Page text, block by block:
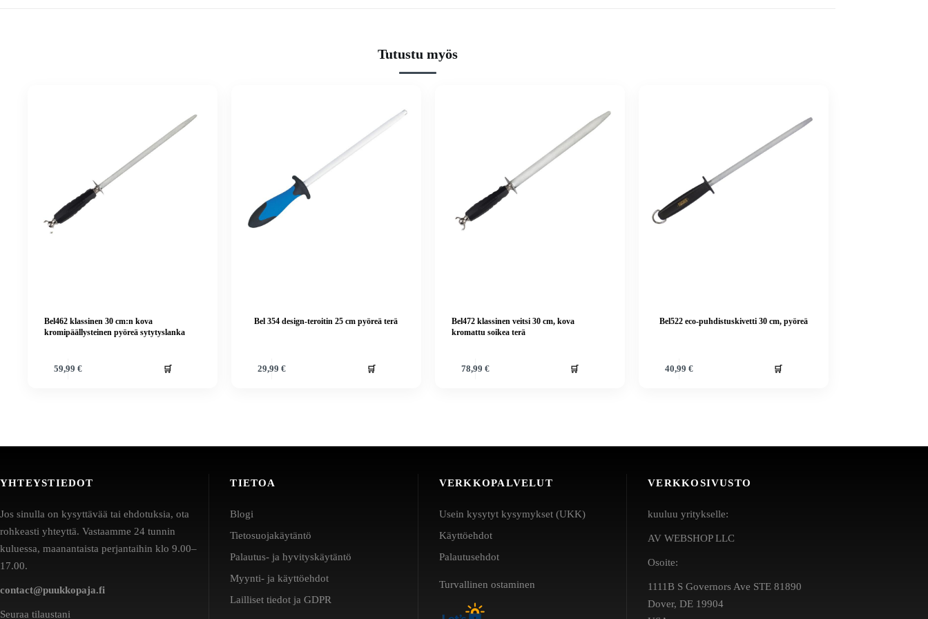
Tutustu myös
Bel462 klassinen 30 cm:n kova
kromipäällysteinen pyöreä sytytyslanka
59,99€ 🛒
Bel 354 design-teroitin 25 cm pyöreä terä
29,99€ 🛒
Bel472 klassinen veitsi 30 cm, kova
kromattu soikea terä
78,99 € 🛒
Bel522 eco-puhdistuskivetti 30 cm, pyöreä
40,99 € 🛒
YHTEYSTIEDOT
Jos sinulla on kysyttävää tai ehdotuksia, ota
rohkeasti yhteyttä. Vastaamme 24 tunnin
kuluessa, maanantaista perjantaihin klo 9.00–
17.00.
contact@puukkopaja.fi
Seuraa tilaustani
TIETOA
Blogi
Tietosuojakäytäntö
Palautus- ja hyvityskäytäntö
Myynti- ja käyttöehdot
Lailliset tiedot ja GDPR
VERKKOPALVELUT
Usein kysytyt kysymykset (UKK)
Käyttöehdot
Palautusehdot
Turvallinen ostaminen
VERKKOSIVUSTO
kuuluu yritykselle:
AV WEBSHOP LLC
Osoite:
1111B S Governors Ave STE 81890
Dover, DE 19904